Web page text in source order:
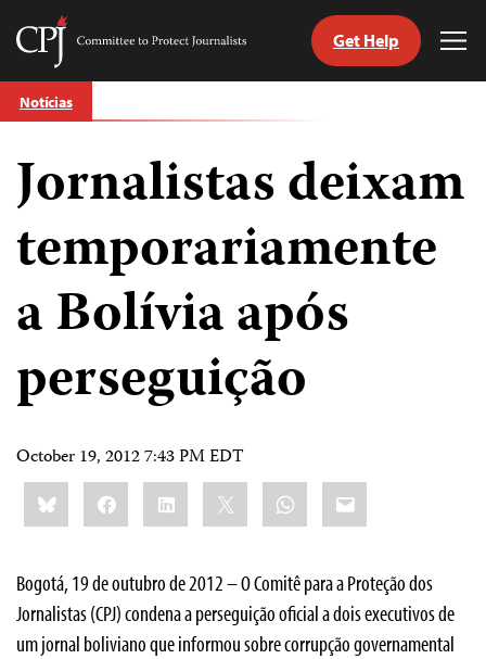
Skip
to
Committee
Journalists
Get Help
Notícias
Jornalistas deixam
temporariamente
a Bolívia após
perseguição
October 19, 2012 7:43 PM EDT
Share
this:BlueskyFacebookLinkedIn WhatsApp
Email
Bogotá, 19 de outubro de 2012 – O Comitê para a Proteção dos
Jornalistas (CPJ) condena a perseguição oficial a dois executivos de
um jornal boliviano que informou sobre corrupção governamental